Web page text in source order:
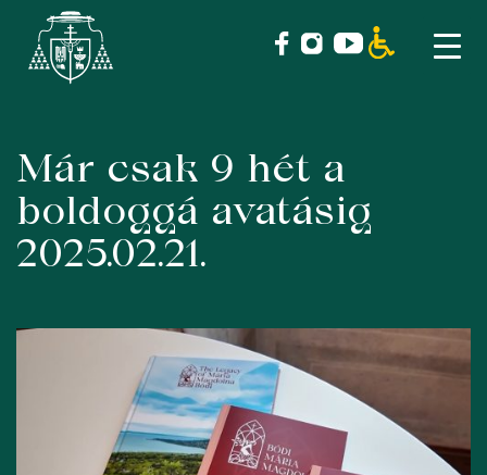
Skip
content
Már csak 9 hét a
boldoggá avatásig
2025.02.21.